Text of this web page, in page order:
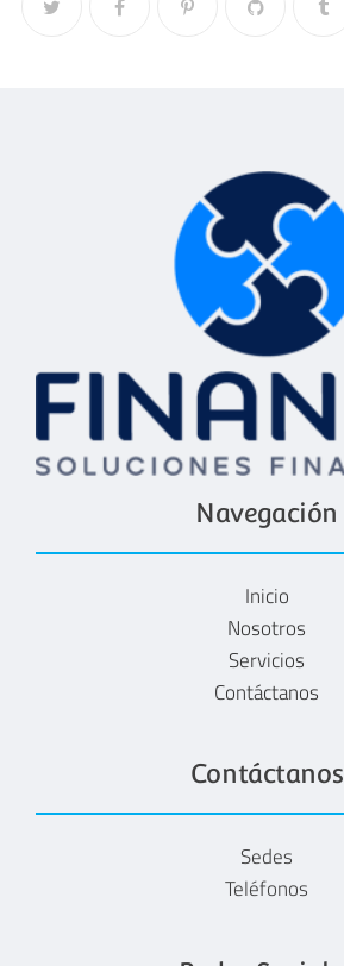
Navegación
Inicio
Nosotros
Servicios
Contáctanos
Contáctanos
Sedes
Teléfonos